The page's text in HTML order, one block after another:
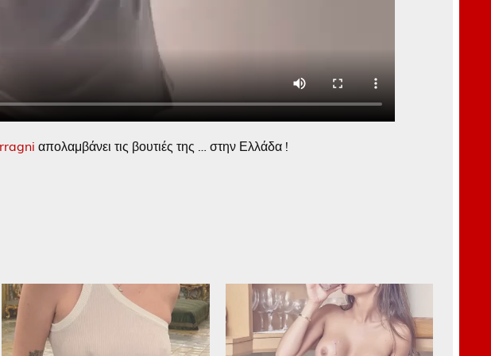
απολαμβάνει τις βουτιές της … στην Ελλάδα !